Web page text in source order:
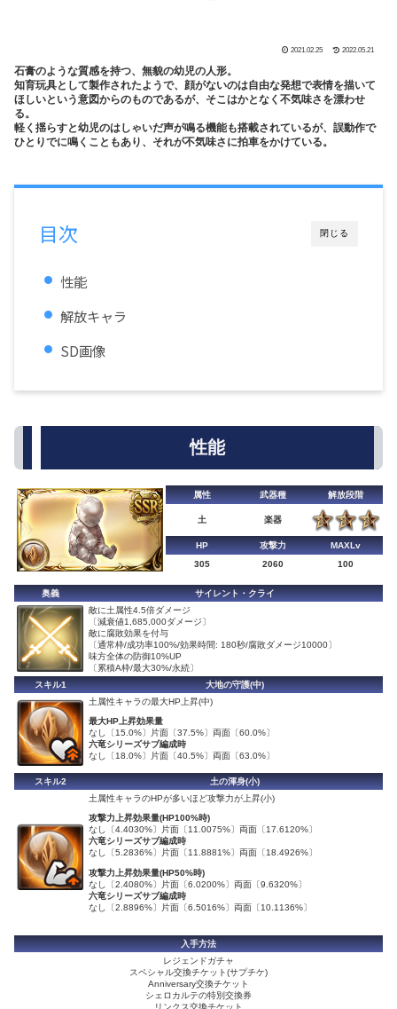
2021.02.25 2022.05.21
石膏のような質感を持つ、無貌の幼児の人形。
知育玩具として製作されたようで、顔がないのは自由な発想で表情を描いて
ほしいという意図からのものであるが、そこはかとなく不気味さを漂わせ
る。
軽く揺らすと幼児のはしゃいだ声が鳴る機能も搭載されているが、誤動作で
ひとりでに鳴くこともあり、それが不気味さに拍車をかけている。
閉じる
目次
性能
解放キャラ
SD画像
性能
属性 武器種 解放段階
土 楽器
HP 攻撃力
MAXLv
305
2060 100
奥義
サイレント・クライ
敵に土属性4.5倍ダメージ
〔減衰値1,685,000ダメージ〕
敵に腐敗効果を付与
〔通常枠/成功率100%/効果時間: 180秒/腐敗ダメージ10000〕
味方全体の防御10%UP
〔累積A枠/最大30%/永続〕
スキル1
大地の守護(中)
土属性キャラの最大HP上昇(中)
最大HP上昇効果量
なし〔15.0%〕片面〔37.5%〕両面〔60.0%〕
六竜シリーズサブ編成時
なし〔18.0%〕片面〔40.5%〕両面〔63.0%〕
スキル2
土の渾身(小)
土属性キャラのHPが多いほど攻撃力が上昇(小)
攻撃力上昇効果量(HP100%時)
なし〔4.4030%〕片面〔11.0075%〕両面〔17.6120%〕
六竜シリーズサブ編成時
なし〔5.2836%〕片面〔11.8881%〕両面〔18.4926%〕
攻撃力上昇効果量(HP50%時)
なし〔2.4080%〕片面〔6.0200%〕両面〔9.6320%〕
六竜シリーズサブ編成時
なし〔2.8896%〕片面〔6.5016%〕両面〔10.1136%〕
入手方法
レジェンドガチャ
スペシャル交換チケット(サプチケ)
Anniversary交換チケット
シェロカルテの特別交換券
リンクス交換チケット